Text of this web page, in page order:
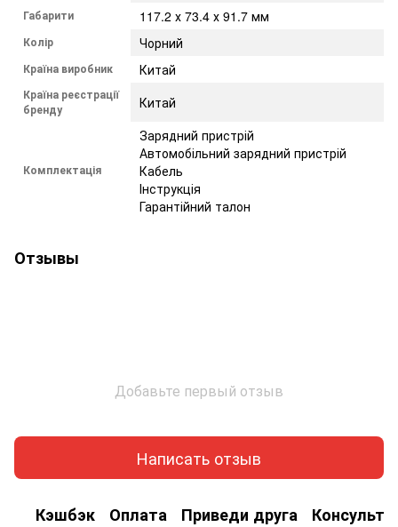
Габарити 117.2 х 73.4 х 91.7 мм
Колір Чорний
Країна виробник Китай
Країна реєстрації
бренду
Китай
Комплектація
Зарядний пристрій
Автомобільний зарядний пристрій
Кабель
Інструкція
Гарантійний талон
Отзывы
Добавьте первый отзыв
Написать отзыв
Кэшбэк Оплата Приведи друга